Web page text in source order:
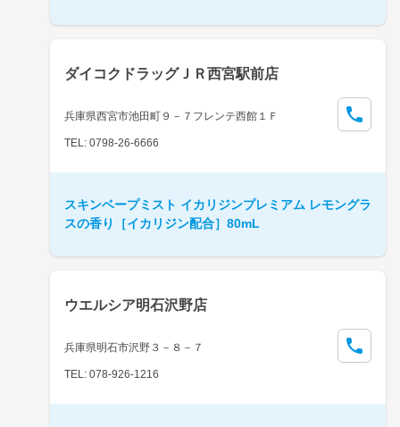
ダイコクドラッグＪＲ西宮駅前店
兵庫県西宮市池田町９－７フレンテ西館１Ｆ
TEL: 0798-26-6666
スキンベープミスト イカリジンプレミアム レモングラ
スの香り［イカリジン配合］80mL
ウエルシア明石沢野店
兵庫県明石市沢野３－８－７
TEL: 078-926-1216